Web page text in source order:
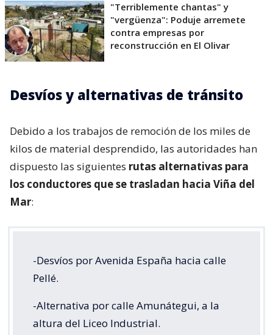
"Terriblemente chantas" y
"vergüenza": Poduje arremete
contra empresas por
reconstrucción en El Olivar
Desvíos y alternativas de tránsito
Debido a los trabajos de remoción de los miles de
kilos de material desprendido, las autoridades han
dispuesto las siguientes rutas alternativas para
los conductores que se trasladan hacia Viña del
Mar:
-Desvíos por Avenida España hacia calle
Pellé.
-Alternativa por calle Amunátegui, a la
altura del Liceo Industrial.